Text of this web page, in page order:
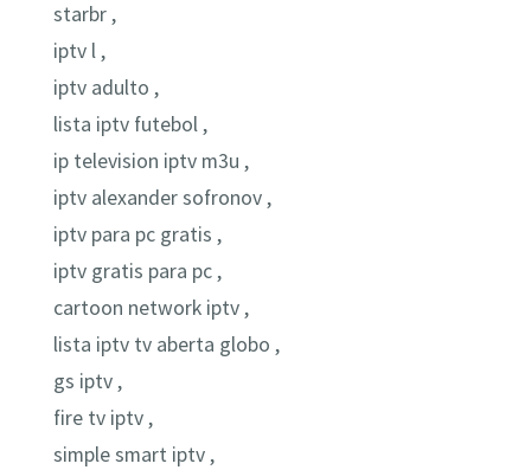
starbr ,
iptv l ,
iptv adulto ,
lista iptv futebol ,
ip television iptv m3u ,
iptv alexander sofronov ,
iptv para pc gratis ,
iptv gratis para pc ,
cartoon network iptv ,
lista iptv tv aberta globo ,
gs iptv ,
fire tv iptv ,
simple smart iptv ,